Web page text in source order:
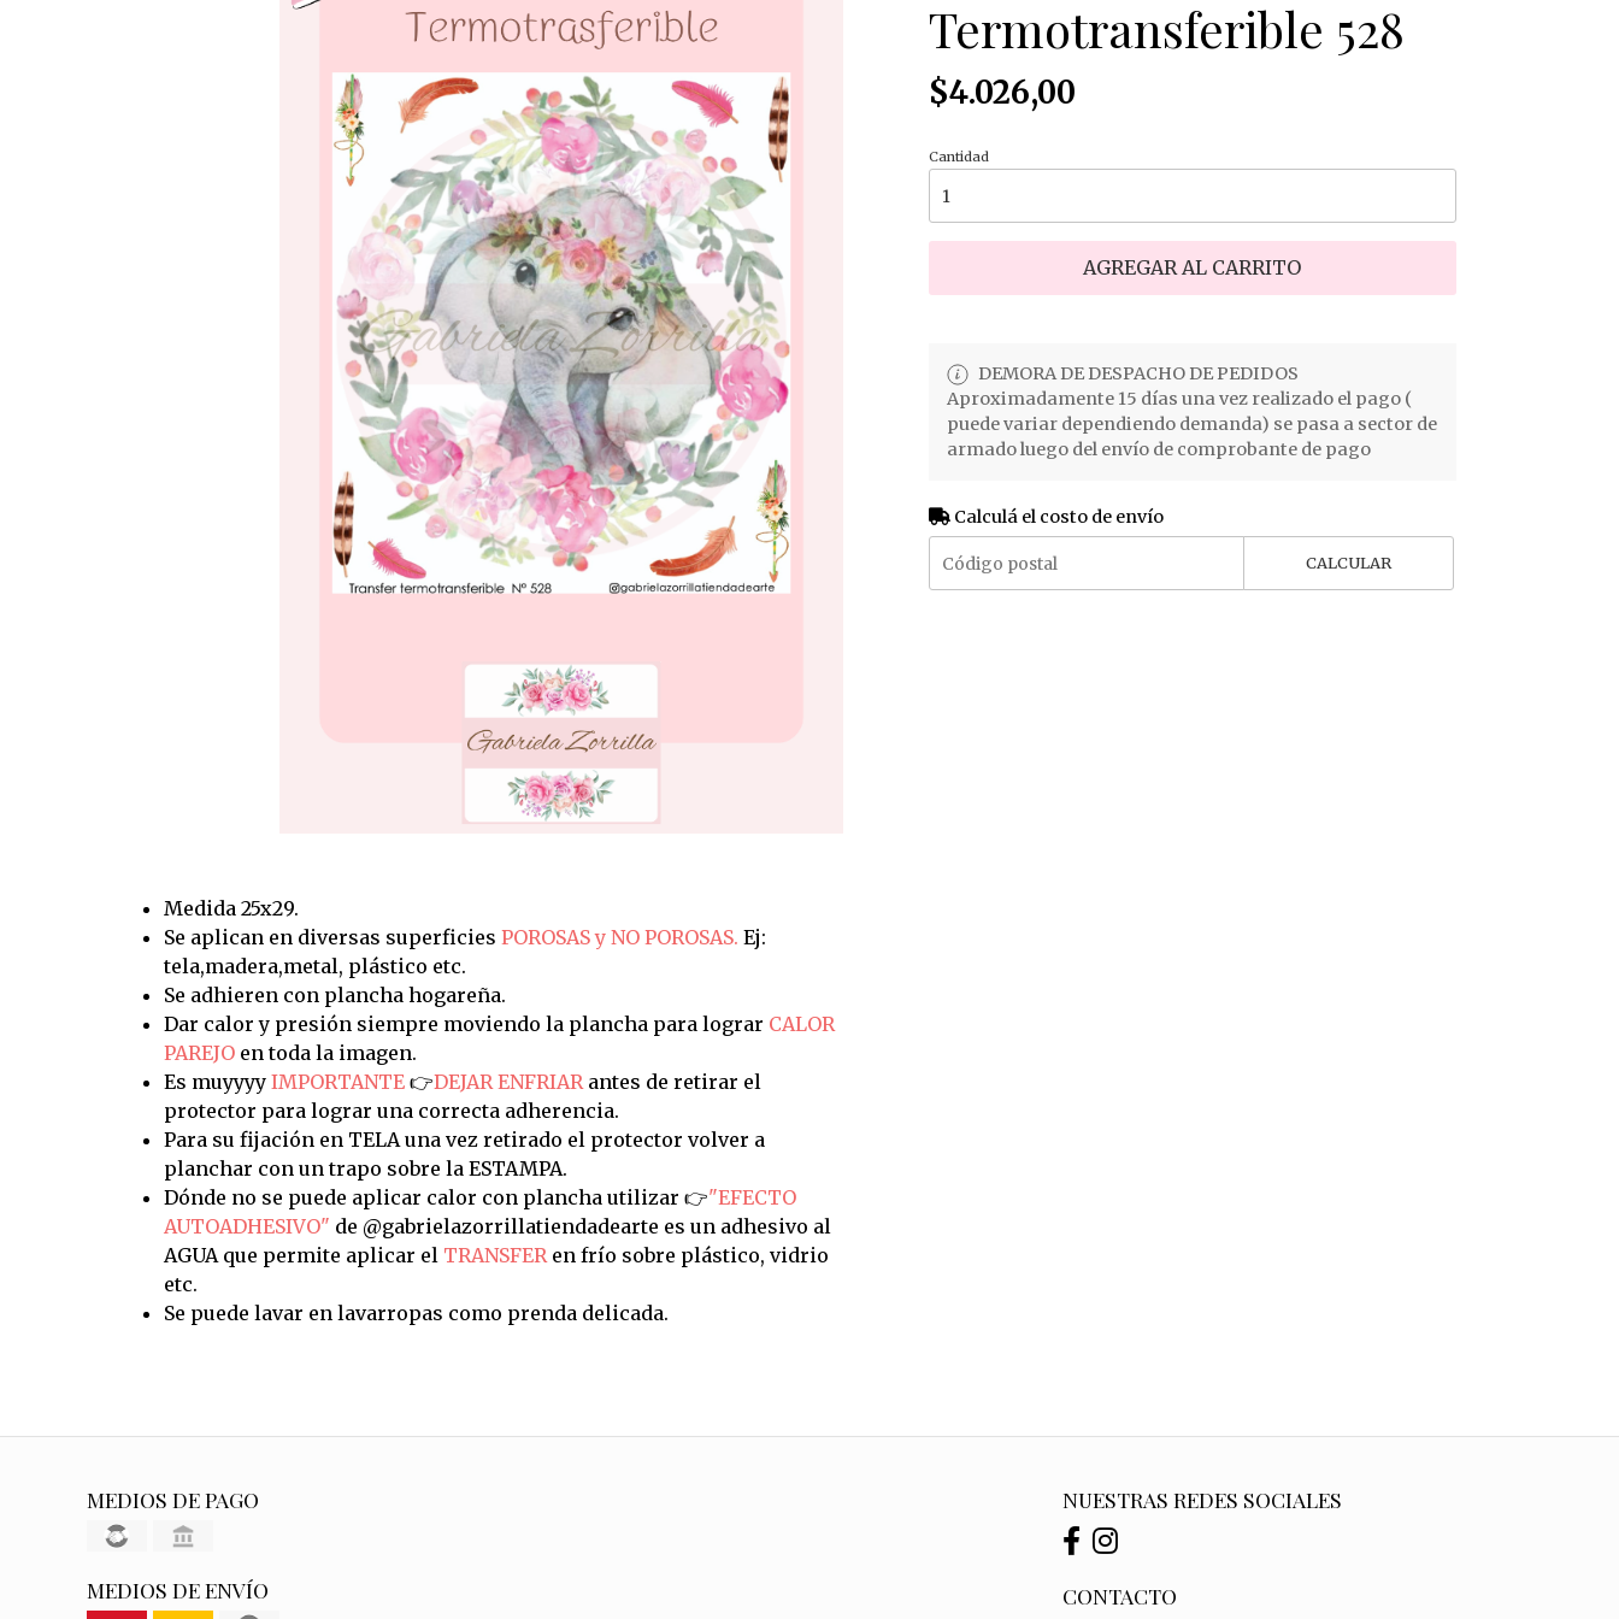
Medida 25x29.
Se aplican en diversas superficies POROSAS y NO POROSAS. Ej:
tela,madera,metal, plástico etc.
Se adhieren con plancha hogareña.
Dar calor y presión siempre moviendo la plancha para lograr CALOR
PAREJOen toda la imagen.
Es muyyyy IMPORTANTE👉DEJAR ENFRIARantes de retirar el
protector para lograr una correcta adherencia.
Para su fijación en TELA una vez retirado el protector volver a
planchar con un trapo sobre la ESTAMPA.
Dónde no se puede aplicar calor con plancha utilizar 👉"EFECTO
AUTOADHESIVO" de @gabrielazorrillatiendadearte es un adhesivo al
AGUA que permite aplicar el TRANSFERen frío sobre plástico, vidrio
etc.
Se puede lavar en lavarropas como prenda delicada.
Termotransferible 528
$4.026,00
Cantidad
AGREGAR AL CARRITO
DEMORA DE DESPACHO DE PEDIDOS
Aproximadamente 15 días una vez realizado el pago (
puede variar dependiendo demanda) se pasa a sector de
armado luego del envío de comprobante de pago
Calculá el costo de envío
CALCULAR
MEDIOS DE PAGO
MEDIOS DE ENVÍO
NUESTRAS REDES SOCIALES
CONTACTO